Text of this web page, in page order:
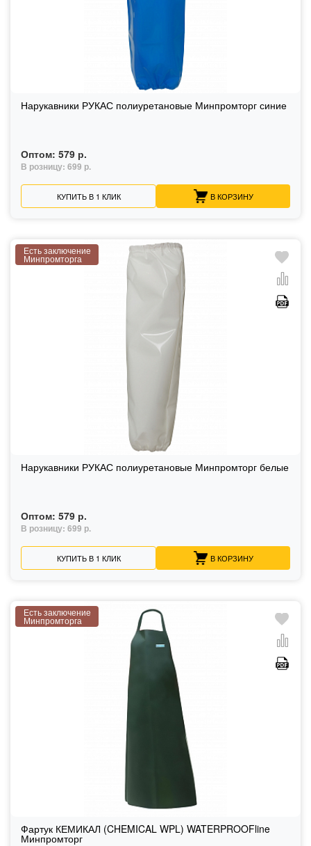
Нарукавники РУКАС полиуретановые Минпромторг синие
Оптом: 579 р.
В розницу: 699 р.
КУПИТЬ В 1 КЛИК В КОРЗИНУ
Есть заключение
Минпромторга
Нарукавники РУКАС полиуретановые Минпромторг белые
Оптом: 579 р.
В розницу: 699 р.
КУПИТЬ В 1 КЛИК В КОРЗИНУ
Есть заключение
Минпромторга
Фартук КЕМИКАЛ (CHEMICAL WPL) WATERPROOFline
Минпромторг